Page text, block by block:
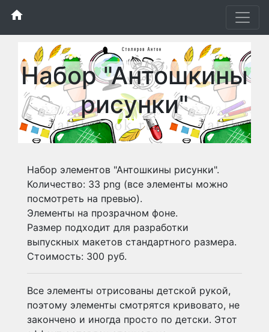
home
Набор "Антошкины
рисунки"
Набор элементов "Антошкины рисунки".
Количество: 33 png (все элементы можно
посмотреть на превью).
Элементы на прозрачном фоне.
Размер подходит для разработки
выпускных макетов стандартного размера.
Стоимость: 300 руб.
Все элементы отрисованы детской рукой,
поэтому элементы смотрятся кривовато, не
закончено и иногда просто по детски. Этот